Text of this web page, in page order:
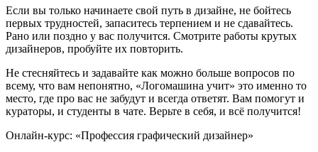
Если вы только начинаете свой путь в дизайне, не бойтесь
первых трудностей, запаситесь терпением и не сдавайтесь.
Рано или поздно у вас получится. Смотрите работы крутых
дизайнеров, пробуйте их повторить.
Не стесняйтесь и задавайте как можно больше вопросов по
всему, что вам непонятно, «Логомашина учит» это именно то
место, где про вас не забудут и всегда ответят. Вам помогут и
кураторы, и студенты в чате. Верьте в себя, и всё получится!
Онлайн-курс: «Профессия графический дизайнер»